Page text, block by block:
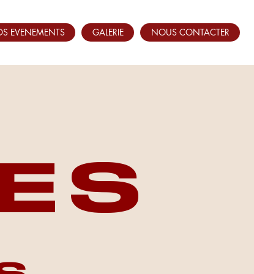
EVENEMENTS GALERIE NOUS CONTACTER